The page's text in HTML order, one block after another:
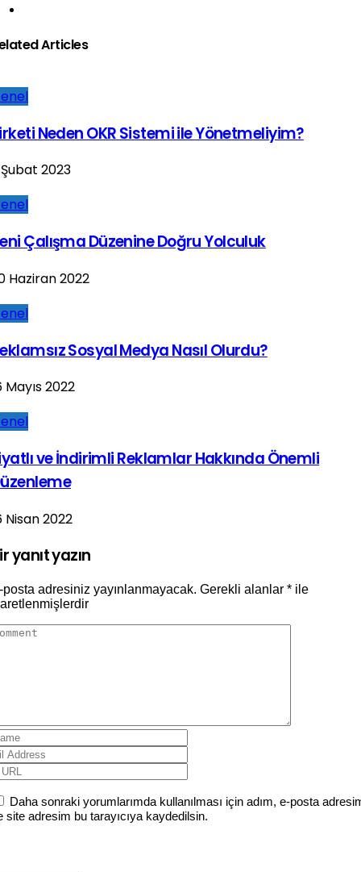
Articles
Neden OKR Sistemi ile Yönetmeliyim?
2023
Çalışma Düzenine Doğru Yolculuk
Haziran 2022
Sosyal Medya Nasıl Olurdu?
Mayıs 2022
ve İndirimli Reklamlar Hakkında Önemli
Nisan 2022
yanıt yazın
posta adresiniz yayınlanmayacak. Gerekli alanlar * ile
Daha sonraki yorumlarımda kullanılması için adım, e-posta
site adresim bu tarayıcıya kaydedilsin.